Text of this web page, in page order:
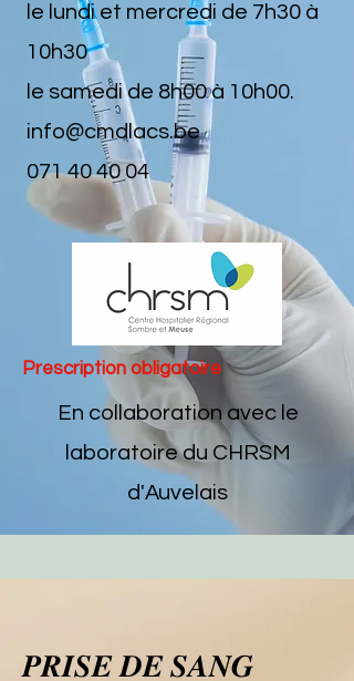
le lundi et mercredi de 7h30 à
10h30
le samedi de 8h00 à 10h00.
info@cmdlacs.be
071 40 40 04
Prescription obligatoire
En collaboration avec le
laboratoire du CHRSM
d'Auvelais
𝑷𝑹𝑰𝑺𝑬 𝑫𝑬 𝑺𝑨𝑵𝑮